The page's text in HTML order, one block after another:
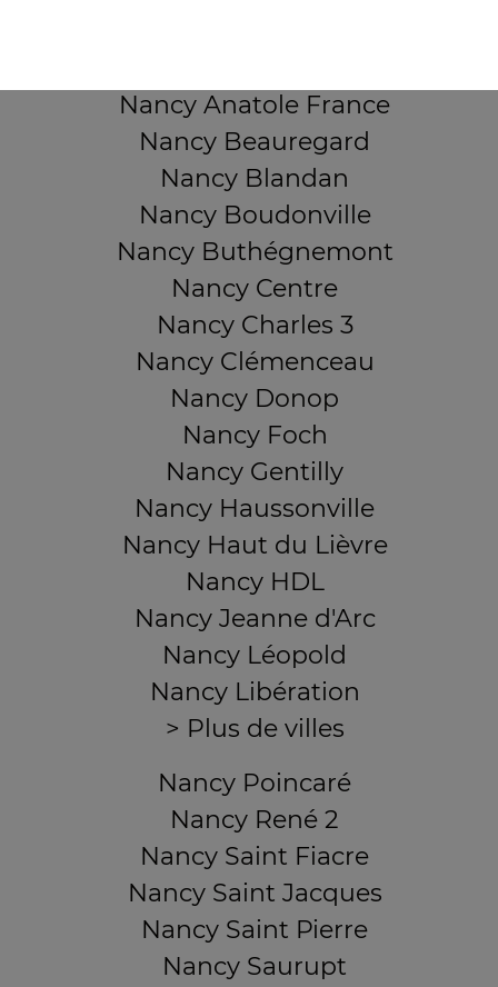
Nancy Anatole France
Nancy Beauregard
Nancy Blandan
Nancy Boudonville
Nancy Buthégnemont
Nancy Centre
Nancy Charles 3
Nancy Clémenceau
Nancy Donop
Nancy Foch
Nancy Gentilly
Nancy Haussonville
Nancy Haut du Lièvre
Nancy HDL
Nancy Jeanne d'Arc
Nancy Léopold
Nancy Libération
> Plus de villes
Nancy Poincaré
Nancy René 2
Nancy Saint Fiacre
Nancy Saint Jacques
Nancy Saint Pierre
Nancy Saurupt